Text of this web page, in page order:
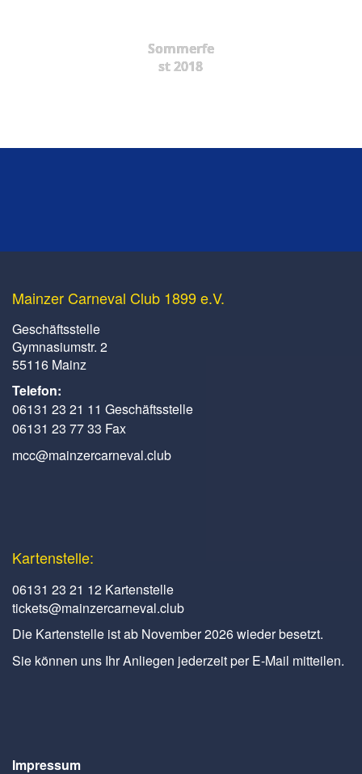
Sommerfe
st 2018
Mainzer Carneval Club 1899 e.V.
Geschäftsstelle
Gymnasiumstr. 2
55116 Mainz
Telefon:
06131 23 21 11 Geschäftsstelle
06131 23 77 33 Fax
mcc@mainzercarneval.club
Kartenstelle:
06131 23 21 12 Kartenstelle
tickets@mainzercarneval.club
Die Kartenstelle ist ab November 2026 wieder besetzt.
Sie können uns Ihr Anliegen jederzeit per E-Mail mitteilen.
Impressum